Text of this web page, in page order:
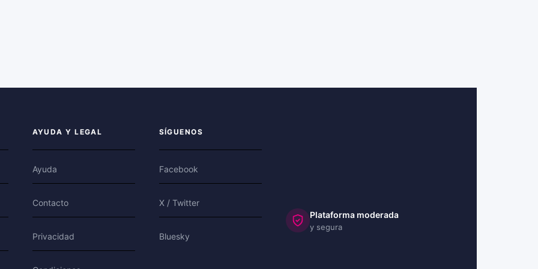
AYUDA Y LEGAL
Ayuda
Contacto
Privacidad
SÍGUENOS
Facebook
X / Twitter
Bluesky
Plataforma moderada
y segura